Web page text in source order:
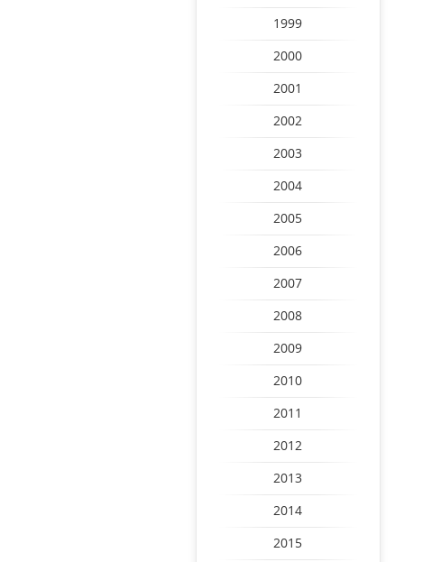
1999
2000
2001
2002
2003
2004
2005
2006
2007
2008
2009
2010
2011
2012
2013
2014
2015